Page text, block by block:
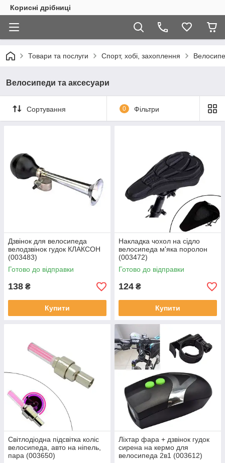
Корисні дрібниці
Товари та послуги Спорт, хобі, захоплення
Велосипеди та аксесуари
Сортування 0 Фільтри
Дзвінок для велосипеда
велодзвінок гудок КЛАКСОН
(003483)
Готово до відправки
138 ₴
Купити
Накладка чохол на сідло
велосипеда м'яка поролон
(003472)
Готово до відправки
124 ₴
Купити
Світлодіодна підсвітка коліс
велосипеда, авто на ніпель,
пара (003650)
Ліхтар фара + дзвінок гудок
сирена на кермо для
велосипеда 2в1 (003612)